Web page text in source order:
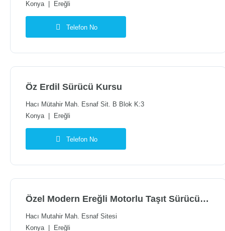
Konya| Ereğli
Telefon No
Öz Erdil Sürücü Kursu
Hacı Mütahir Mah. Esnaf Sit. B Blok K:3
Konya| Ereğli
Telefon No
Özel Modern Ereğli Motorlu Taşıt Sürücüleri Kursu
Hacı Mutahir Mah. Esnaf Sitesi
Konya| Ereğli